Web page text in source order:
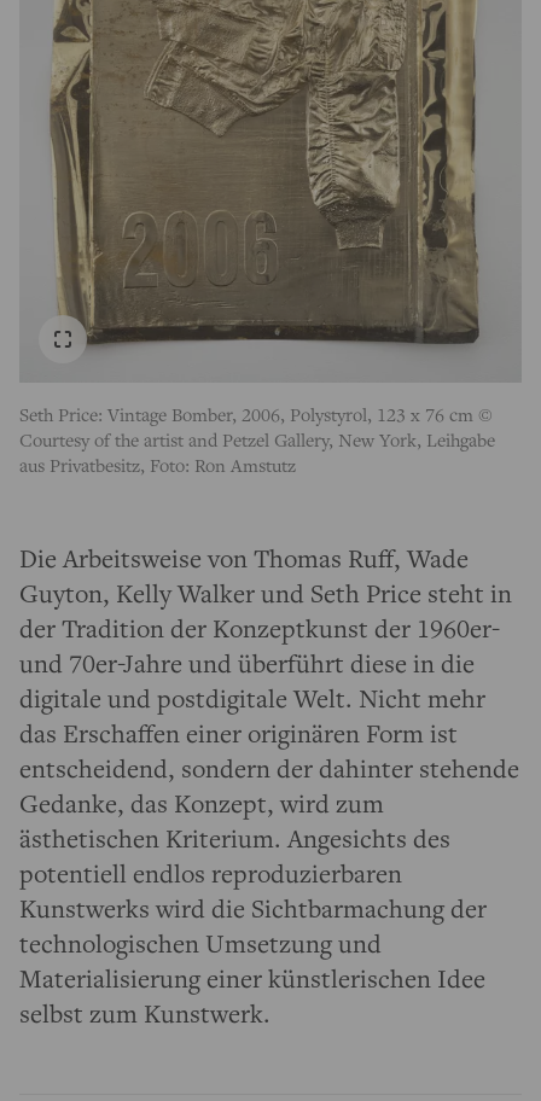
Seth Price: Vintage Bomber, 2006, Polystyrol, 123 x 76 cm ©
Courtesy of the artist and Petzel Gallery, New York, Leihgabe
aus Privatbesitz, Foto: Ron Amstutz
Die Arbeitsweise von Thomas Ruff, Wade
Guyton, Kelly Walker und Seth Price steht in
der Tradition der Konzeptkunst der 1960er-
und 70er-Jahre und überführt diese in die
digitale und postdigitale Welt. Nicht mehr
das Erschaffen einer originären Form ist
entscheidend, sondern der dahinter stehende
Gedanke, das Konzept, wird zum
ästhetischen Kriterium. Angesichts des
potentiell endlos reproduzierbaren
Kunstwerks wird die Sichtbarmachung der
technologischen Umsetzung und
Materialisierung einer künstlerischen Idee
selbst zum Kunstwerk.